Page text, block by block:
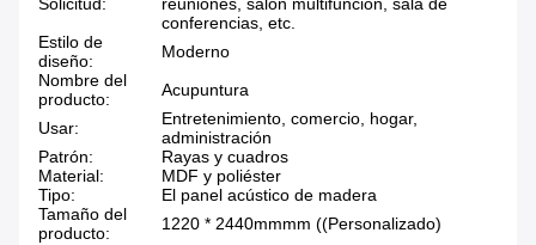
Solicitud:
reuniones, salón multifunción, sala de
conferencias, etc.
Estilo de
diseño:
Moderno
Nombre del
producto:
Acupuntura
Usar:
Entretenimiento, comercio, hogar,
administración
Patrón:
Rayas y cuadros
Material:
MDF y poliéster
Tipo:
El panel acústico de madera
Tamaño del
producto:
1220 * 2440mmmm ((Personalizado)